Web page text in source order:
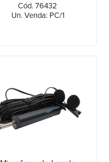
Cód. 76432
Un. Venda: PC/1